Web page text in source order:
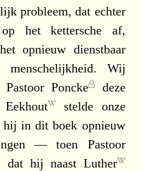
probleem, dat echter
het kettersche af,
opnieuw dienstbaar
menschelijkheid. Wij
Pastoor Poncke deze
Eekhout
stelde onze
hij in dit boek opnieuw
— toen Pastoor
dat hij naast Luther